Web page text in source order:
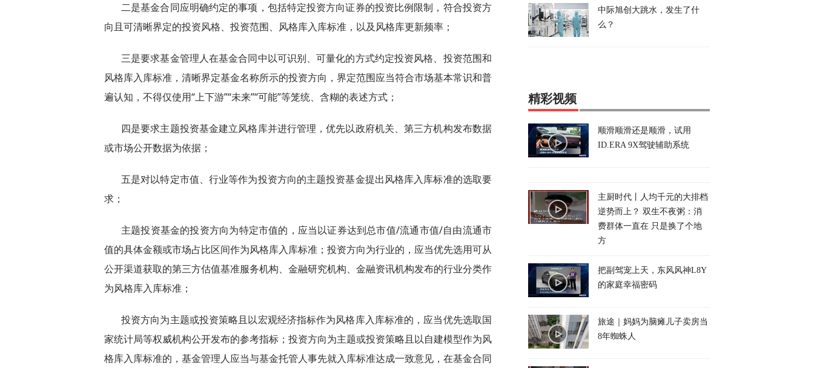
二是基金合同应明确约定的事项，包括特定投资方向证券的投资比例限制，符合投资方
向且可清晰界定的投资风格、投资范围、风格库入库标准，以及风格库更新频率；
三是要求基金管理人在基金合同中以可识别、可量化的方式约定投资风格、投资范围和
风格库入库标准，清晰界定基金名称所示的投资方向，界定范围应当符合市场基本常识和普
遍认知，不得仅使用“上下游”“未来”“可能”等笼统、含糊的表述方式；
四是要求主题投资基金建立风格库并进行管理，优先以政府机关、第三方机构发布数据
或市场公开数据为依据；
五是对以特定市值、行业等作为投资方向的主题投资基金提出风格库入库标准的选取要
求；
主题投资基金的投资方向为特定市值的，应当以证券达到总市值/流通市值/自由流通市
值的具体金额或市场占比区间作为风格库入库标准；投资方向为行业的，应当优先选用可从
公开渠道获取的第三方估值基准服务机构、金融研究机构、金融资讯机构发布的行业分类作
为风格库入库标准；
投资方向为主题或投资策略且以宏观经济指标作为风格库入库标准的，应当优先选取国
家统计局等权威机构公开发布的参考指标；投资方向为主题或投资策略且以自建模型作为风
格库入库标准的，基金管理人应当与基金托管人事先就入库标准达成一致意见，在基金合同
中际旭创大跳水，发生了什
么？
精彩视频
顺滑顺滑还是顺滑，试用
ID.ERA 9X驾驶辅助系统
主厨时代丨人均千元的大排档
逆势而上？ 双生不夜粥：消
费群体一直在 只是换了个地
方
把副驾宠上天，东风风神L8Y
的家庭幸福密码
旅途｜妈妈为脑瘫儿子卖房当
8年蜘蛛人